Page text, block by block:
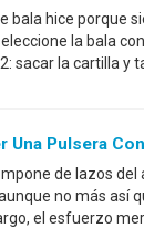
bala hice porque
la bala
sacar la cartilla y
Una Pulsera
de lazos
no más así
el esfuerzo